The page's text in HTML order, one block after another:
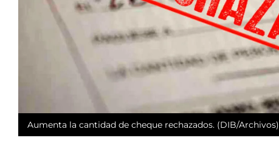
Aumenta la cantidad de cheque rechazados. (DIB/Archivos)